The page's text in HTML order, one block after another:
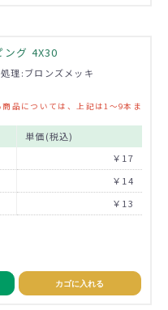
グ 4X30
理:ブロンズメッキ
品については、上記は1～9本ま
単価(税込)
￥17
￥14
￥13
カゴに入れる